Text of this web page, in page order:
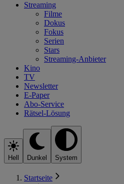
Streaming
Filme
Dokus
Fokus
Serien
Stars
Streaming-Anbieter
Kino
TV
Newsletter
E-Paper
Abo-Service
Rätsel-Lösung
Hell Dunkel System
Startseite